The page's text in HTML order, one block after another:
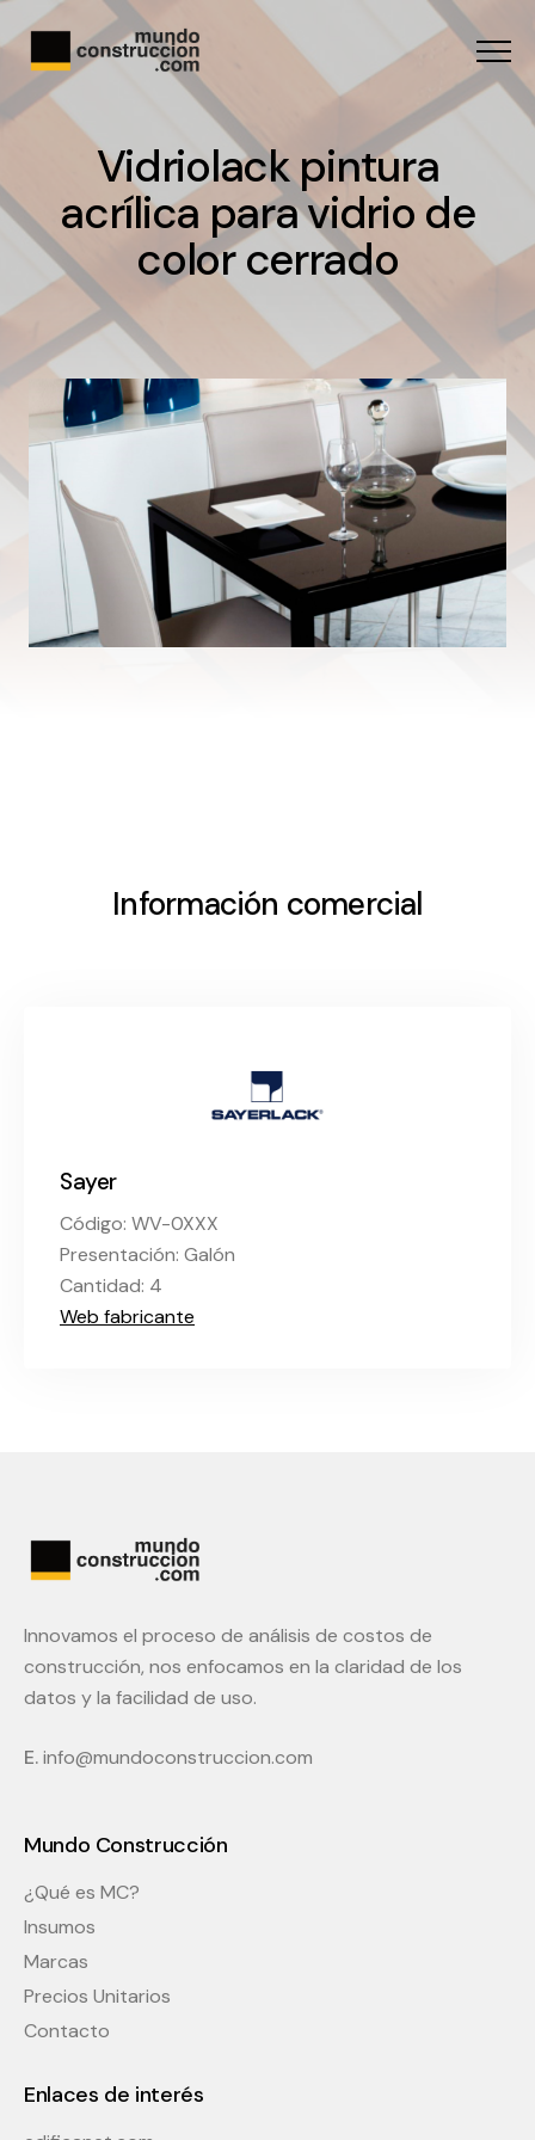
Vidriolack pintura
acrílica para vidrio de
color cerrado
Información comercial
Sayer
Código: WV-0XXX
Presentación: Galón
Cantidad: 4
Web fabricante
Innovamos el proceso de análisis de costos de
construcción, nos enfocamos en la claridad de los
datos y la facilidad de uso.
E.info@mundoconstruccion.com
Mundo Construcción
¿Qué es MC?
Insumos
Marcas
Precios Unitarios
Contacto
Enlaces de interés